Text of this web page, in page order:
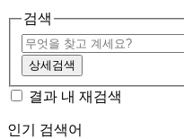
검색
상세검색
결과 내 재검색
인기 검색어